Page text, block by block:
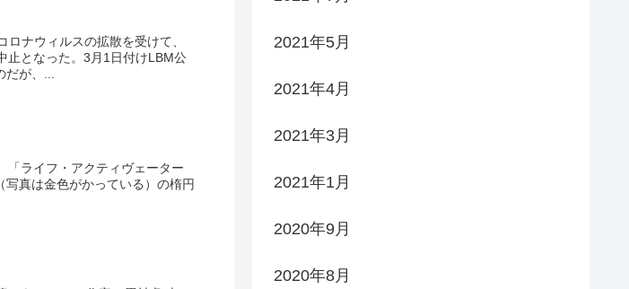
ナウィルスの拡散を受けて、
止となった。3月1日付けLBM公
だが、...
ライフ・アクティヴェーター
写真は金色がかっている）の楕円
2021年5月
2021年4月
2021年3月
2021年1月
2020年9月
2020年8月